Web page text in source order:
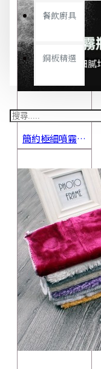
餐飲廚具
銅板精選
簡約極細噴霧瓶 旅行分裝瓶 保養品分裝 酒精噴霧瓶 小噴壺 香水瓶 隨身瓶